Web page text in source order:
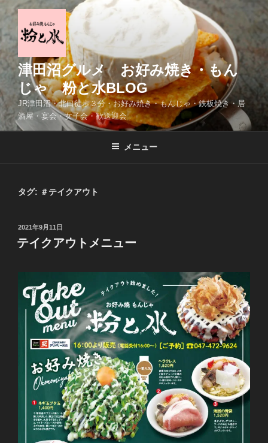
コ
テ
ン
ツ
ス
キ
ッ
津田沼グルメ お好み焼き・もん
じゃ 粉と水BLOG
JR津田沼・北口徒歩３分・お好み焼き・もんじゃ・鉄板焼き・居
酒屋・宴会・女子会・歓送迎会
メニュー
タグ: ＃テイクアウト
投
稿
日:
2021年9月11日
テイクアウトメニュー